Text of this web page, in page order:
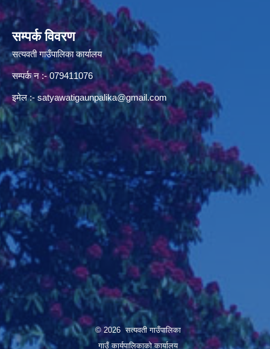
सम्पर्क विवरण
सत्यवती गाउँपालिका कार्यालय
सम्पर्क न‌ :- 079411076
इमेल :- satyawatigaunpalika@gmail.com
© 2026 सत्यवती गाउँपालिका
गाउँ कार्यपालिकाकाे कार्यालय